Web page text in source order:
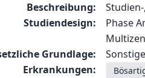
Beschreibung:
Studiendesign:
Phase
Grundlage:
Sonstige
Erkrankungen: